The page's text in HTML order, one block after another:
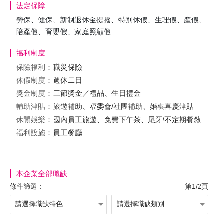
法定保障
勞保、健保、新制退休金提撥、特別休假、生理假、產假、
陪產假、育嬰假、家庭照顧假
福利制度
保險福利： 職災保險
休假制度： 週休二日
獎金制度： 三節獎金／禮品、生日禮金
輔助津貼： 旅遊補助、福委會/社團補助、婚喪喜慶津貼
休閒娛樂： 國內員工旅遊、免費下午茶、尾牙/不定期餐敘
福利設施： 員工餐廳
本企業全部職缺
條件篩選： 第1/2頁